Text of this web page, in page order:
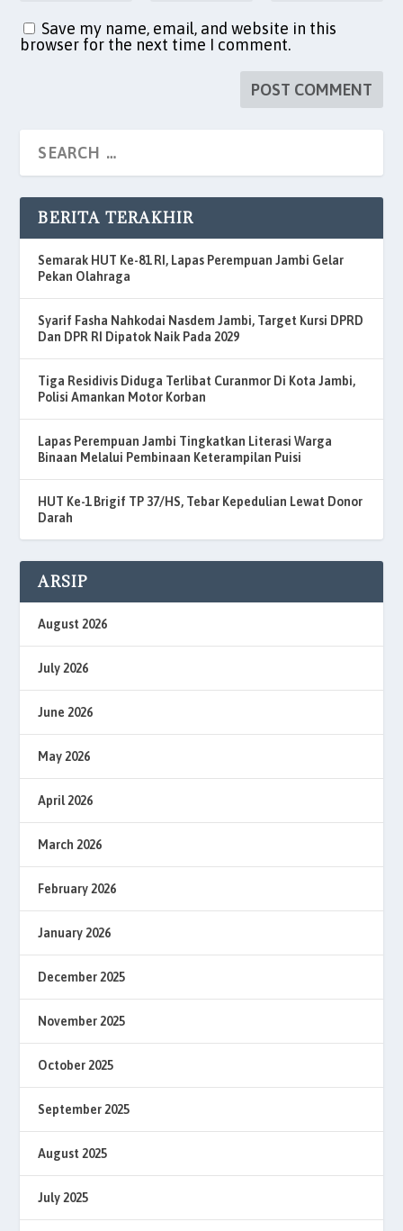
Save my name, email, and website in this
browser for the next time I comment.
BERITA TERAKHIR
Semarak HUT Ke-81 RI, Lapas Perempuan Jambi Gelar
Pekan Olahraga
Syarif Fasha Nahkodai Nasdem Jambi, Target Kursi DPRD
Dan DPR RI Dipatok Naik Pada 2029
Tiga Residivis Diduga Terlibat Curanmor Di Kota Jambi,
Polisi Amankan Motor Korban
Lapas Perempuan Jambi Tingkatkan Literasi Warga
Binaan Melalui Pembinaan Keterampilan Puisi
HUT Ke-1 Brigif TP 37/HS, Tebar Kepedulian Lewat Donor
Darah
ARSIP
August 2026
July 2026
June 2026
May 2026
April 2026
March 2026
February 2026
January 2026
December 2025
November 2025
October 2025
September 2025
August 2025
July 2025